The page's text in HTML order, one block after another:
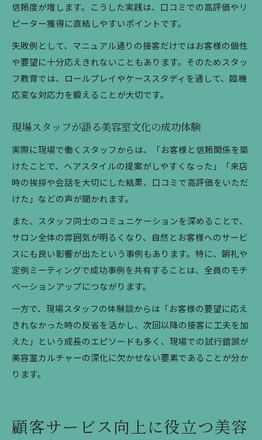
信頼度が増します。こうした実践は、口コミでの高評価やリ
ピーター獲得に直結しやすいポイントです。
失敗例として、マニュアル通りの接客だけではお客様の個性
や要望に十分応えきれないこともあります。そのためスタッ
フ教育では、ロールプレイやケーススタディを通して、臨機
応変な対応力を鍛えることが大切です。
現場スタッフが語る美容室文化の成功体験
実際に現場で働くスタッフからは、「お客様と信頼関係を築
けたことで、ヘアスタイルの提案がしやすくなった」「来店
時の挨拶や会話を大切にした結果、口コミで高評価をいただ
けた」などの声が聞かれます。
また、スタッフ同士のコミュニケーションを深めることで、
サロン全体の雰囲気が明るくなり、自然とお客様へのサービ
スにも良い影響が出たという事例もあります。特に、朝礼や
定例ミーティングで成功事例を共有することは、全員のモチ
ベーションアップにつながります。
一方で、現場スタッフの体験談からは「お客様の要望に応え
きれなかった時の反省を活かし、次回以降の接客に工夫を加
えた」という成長のエピソードも多く、現場での試行錯誤が
美容室カルチャーの深化に欠かせない要素であることが分か
ります。
顧客サービス向上に役立つ美容